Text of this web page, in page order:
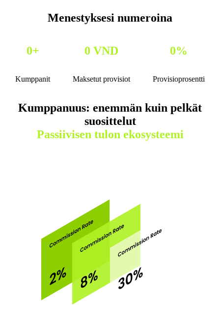
Menestyksesi numeroina
0+
Kumppanit
0 VND
Maksetut provisiot
0%
Provisioprosentti
Kumppanuus: enemmän kuin pelkät
suosittelut
Passiivisen tulon ekosysteemi